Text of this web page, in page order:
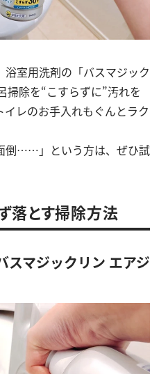
室用洗剤の「バスマジック
掃除を“こすらずに”汚れを
レのお手入れもぐんとラク
倒……」という方は、ぜひ試
落とす掃除方法
スマジックリン エアジ